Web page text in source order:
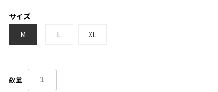
サイズ
M L XL
数量